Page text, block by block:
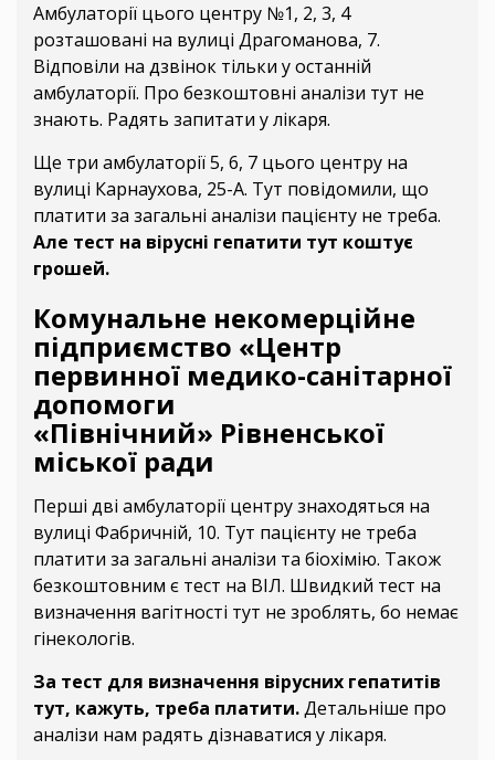
Амбулаторії цього центру №1, 2, 3, 4
розташовані на вулиці Драгоманова, 7.
Відповіли на дзвінок тільки у останній
амбулаторії. Про безкоштовні аналізи тут не
знають. Радять запитати у лікаря.
Ще три амбулаторії 5, 6, 7 цього центру на
вулиці Карнаухова, 25-А. Тут повідомили, що
платити за загальні аналізи пацієнту не треба.
Але тест на вірусні гепатити тут коштує
грошей.
Комунальне некомерційне
підприємство «Центр
первинної медико-санітарної
допомоги
«Північний» Рівненської
міської ради
Перші дві амбулаторії центру знаходяться на
вулиці Фабричній, 10. Тут пацієнту не треба
платити за загальні аналізи та біохімію. Також
безкоштовним є тест на ВІЛ. Швидкий тест на
визначення вагітності тут не зроблять, бо немає
гінекологів.
За тест для визначення вірусних гепатитів
тут, кажуть, треба платити.Детальніше про
аналізи нам радять дізнаватися у лікаря.